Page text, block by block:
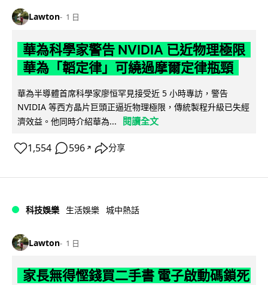
Lawton 1 日
華為科學家警告 NVIDIA 已近物理極限
華為「韜定律」可繞過摩爾定律瓶頸
華為半導體首席科學家廖恒罕見接受近 5 小時專訪，警告
NVIDIA 等西方晶片巨頭正逼近物理極限，傳統製程升級已失經
濟效益。他同時介紹華為...
閱讀全文
1,554 596 ↗ 分享
科技娛樂 生活娛樂 城中熱話
Lawton 1 日
家長無得慳錢買二手書 電子啟動碼鎖死